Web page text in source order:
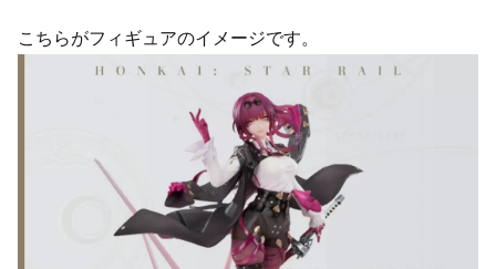
こちらがフィギュアのイメージです。